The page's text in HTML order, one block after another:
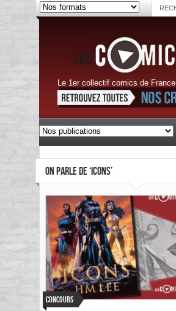
Le 1er collectif comics de France
ON PARLE DE ‘ICONS’
Concours